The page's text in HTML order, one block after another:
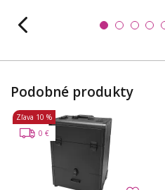
Podobné produkty
Zľava 10 %
0 €